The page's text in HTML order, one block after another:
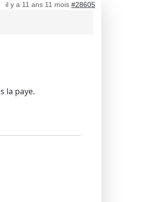
il y a 11 ans 11 mois #28605
la paye.